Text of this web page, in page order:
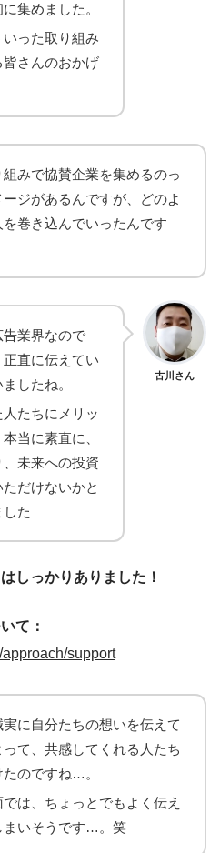
集めました。
った取り組み
さんのおかげ
組みで協賛企業を集めるのっ
ジがあるんですが、どのよ
を巻き込んでいったんです
古川さん
告業界なので
直に伝えてい
したね。
たちにメリッ
当に素直に、
未来への投資
だけないかと
た
しっかりありました！
て：
support
に自分たちの想いを伝えて
て、共感してくれる人たち
のですね…。
は、ちょっとでもよく伝え
まいそうです…。笑